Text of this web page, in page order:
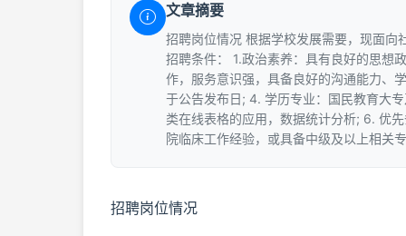
文章摘要
招聘岗位情况 根据学校发展需要，现面
招聘条件： 1.政治素养：具有良好的思想
作，服务意识强，具备良好的沟通能力、
于公告发布日; 4. 学历专业：国民教育大
类在线表格的应用，数据统计分析; 6. 优
院临床工作经验，或具备中级及以上相关
招聘岗位情况